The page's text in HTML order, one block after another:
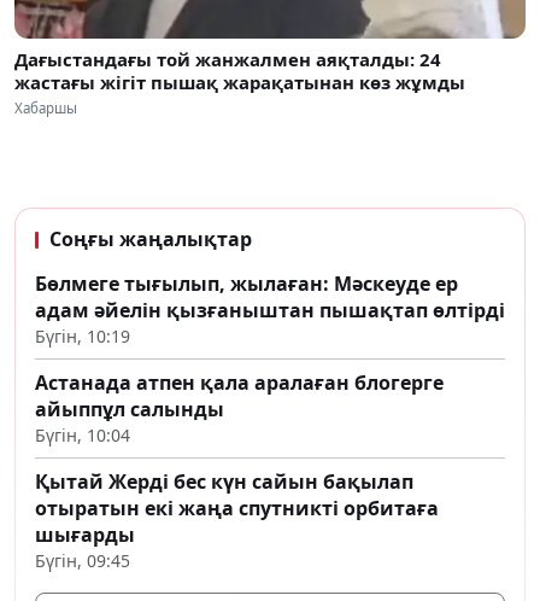
Дағыстандағы той жанжалмен аяқталды: 24
жастағы жігіт пышақ жарақатынан көз жұмды
Хабаршы
Соңғы жаңалықтар
Бөлмеге тығылып, жылаған: Мәскеуде ер
адам әйелін қызғаныштан пышақтап өлтірді
Бүгін, 10:19
Астанада атпен қала аралаған блогерге
айыппұл салынды
Бүгін, 10:04
Қытай Жерді бес күн сайын бақылап
отыратын екі жаңа спутникті орбитаға
шығарды
Бүгін, 09:45